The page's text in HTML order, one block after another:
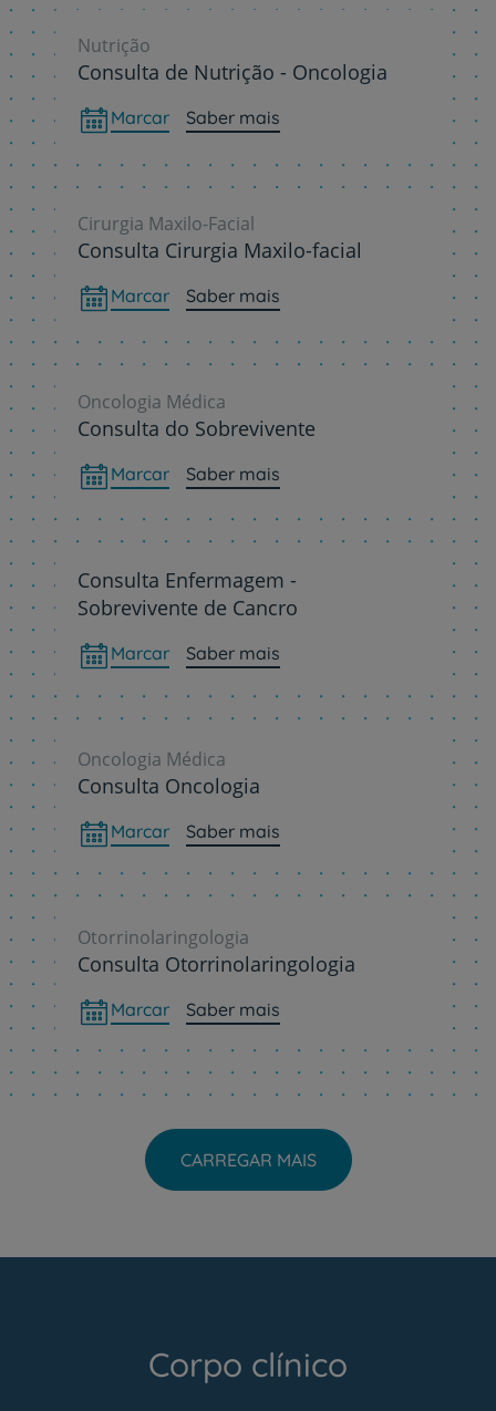
Nutrição
Consulta de Nutrição - Oncologia
Marcar Saber mais
Cirurgia Maxilo-Facial
Consulta Cirurgia Maxilo-facial
Marcar Saber mais
Oncologia Médica
Consulta do Sobrevivente
Marcar Saber mais
Consulta Enfermagem -
Sobrevivente de Cancro
Marcar Saber mais
Oncologia Médica
Consulta Oncologia
Marcar Saber mais
Otorrinolaringologia
Consulta Otorrinolaringologia
Marcar Saber mais
CARREGAR MAIS
Corpo clínico